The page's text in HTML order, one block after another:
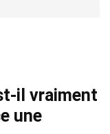
il vraiment
une